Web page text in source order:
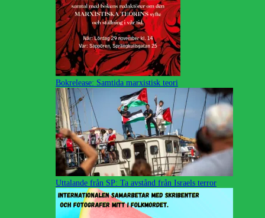
Bokrelease: Samtida marxistisk teori
Uttalande från SP: Ta avstånd från Israels terror